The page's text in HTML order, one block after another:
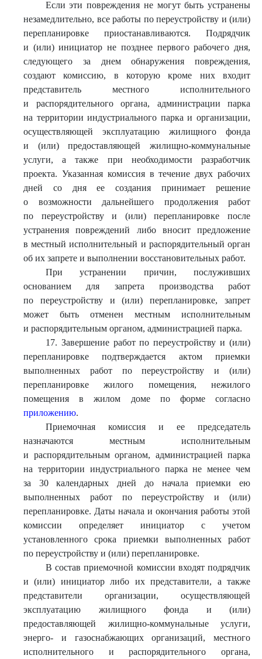
Если эти повреждения не могут быть устранены
незамедлительно, все работы по переустройству и (или)
перепланировке приостанавливаются. Подрядчик
и (или) инициатор не позднее первого рабочего дня,
следующего за днем обнаружения повреждения,
создают комиссию, в которую кроме них входит
представитель местного исполнительного
и распорядительного органа, администрации парка
на территории индустриального парка и организации,
осуществляющей эксплуатацию жилищного фонда
и (или) предоставляющей жилищно-коммунальные
услуги, а также при необходимости разработчик
проекта. Указанная комиссия в течение двух рабочих
дней со дня ее создания принимает решение
о возможности дальнейшего продолжения работ
по переустройству и (или) перепланировке после
устранения повреждений либо вносит предложение
в местный исполнительный и распорядительный орган
об их запрете и выполнении восстановительных работ.
При устранении причин, послуживших
основанием для запрета производства работ
по переустройству и (или) перепланировке, запрет
может быть отменен местным исполнительным
и распорядительным органом, администрацией парка.
17. Завершение работ по переустройству и (или)
перепланировке подтверждается актом приемки
выполненных работ по переустройству и (или)
перепланировке жилого помещения, нежилого
помещения в жилом доме по форме согласно
приложению.
Приемочная комиссия и ее председатель
назначаются местным исполнительным
и распорядительным органом, администрацией парка
на территории индустриального парка не менее чем
за 30 календарных дней до начала приемки ею
выполненных работ по переустройству и (или)
перепланировке. Даты начала и окончания работы этой
комиссии определяет инициатор с учетом
установленного срока приемки выполненных работ
по переустройству и (или) перепланировке.
В состав приемочной комиссии входят подрядчик
и (или) инициатор либо их представители, а также
представители организации, осуществляющей
эксплуатацию жилищного фонда и (или)
предоставляющей жилищно-коммунальные услуги,
энерго- и газоснабжающих организаций, местного
исполнительного и распорядительного органа,